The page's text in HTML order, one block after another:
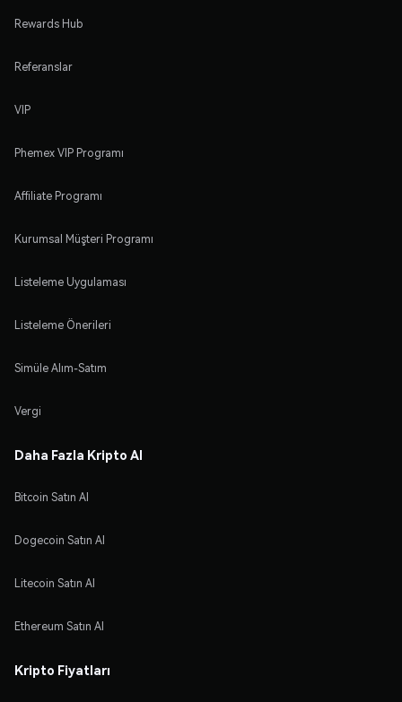
Rewards Hub
Referanslar
VIP
Phemex VIP Programı
Affiliate Programı
Kurumsal Müşteri Programı
Listeleme Uygulaması
Listeleme Önerileri
Simüle Alım-Satım
Vergi
Daha Fazla Kripto Al
Bitcoin Satın Al
Dogecoin Satın Al
Litecoin Satın Al
Ethereum Satın Al
Kripto Fiyatları